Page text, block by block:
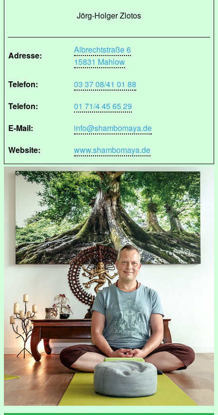
Jörg-Holger Zlotos
Adresse:
Albrechtstraße 6
15831 Mahlow
Telefon:
03 37 08/41 01 88
Telefon:
01 71/4 45 65 29
E-Mail:
info@shambomaya.de
Website:
www.shambomaya.de